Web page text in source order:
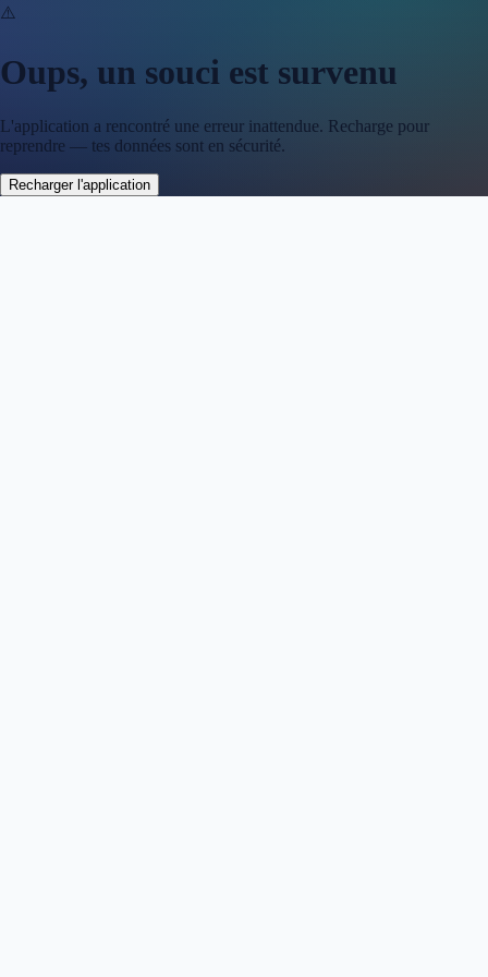
⚠️
Oups, un souci est survenu
L'application a rencontré une erreur inattendue. Recharge pour
reprendre — tes données sont en sécurité.
Recharger l'application